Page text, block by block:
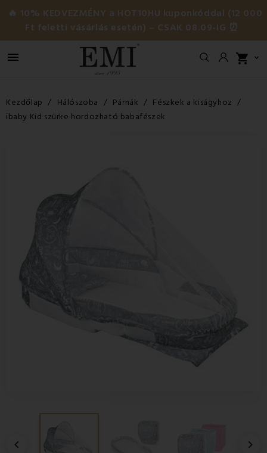
🔥 10% KEDVEZMÉNY a HOT10HU kuponkóddal (12 000
Ft feletti vásárlás esetén) – CSAK 08.09-IG ⏰
 shopping_cart 
Kezdőlap Hálószoba Párnák
Fészkek a kiságyhoz
ibaby Kid szürke hordozható babafészek
 